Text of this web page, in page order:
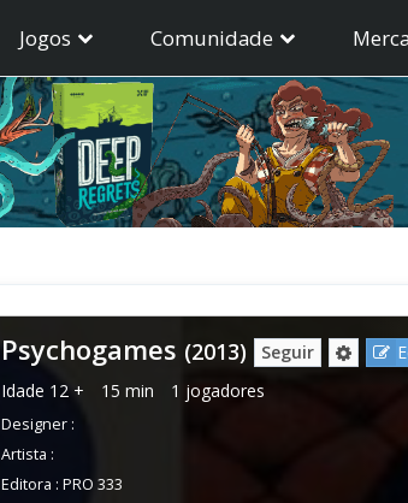
Jogos Comunidade
Psychogames (2013) Seguir
Idade 12 + 15 min 1 jogadores
Designer :
Artista :
Editora : PRO 333